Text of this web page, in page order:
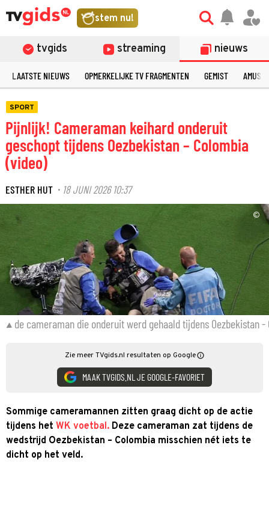
stem nu!
tvgids streaming nieuws
LAATSTE NIEUWS OPMERKELIJKE TV FRAGMENTEN GEMIST
SPORT
Pijnlijk! Cameraman keihard onderuit
geschopt tijdens Oezbekistan – Colombia
(video)
ESTHER HUT · 18 JUNI 2026 10:37
©
de cameraman die onderuit werd gehaald tijdens Oezbekistan -
Zie meer TVgids.nl resultaten op Google
MAAK TVGIDS.NL JE GOOGLE-FAVORIET
Sommige cameramannen zitten graag dicht op de actie
tijdens het WK voetbal. Deze cameraman zat tijdens de
wedstrijd Oezbekistan – Colombia misschien nét iets te
dicht op het veld.